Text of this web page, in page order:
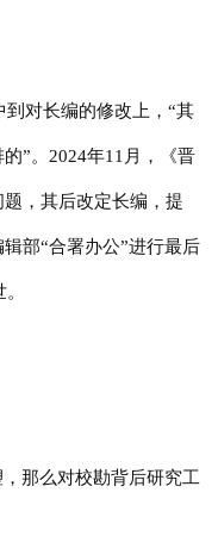
到对长编的修改上，“其
”。2024年11月，《晋
，其后改定长编，提
部“合署办公”进行最后
那么对校勘背后研究工